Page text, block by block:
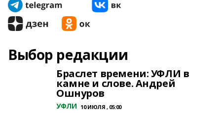
Выбор редакции
Браслет времени: УФЛИ в
камне и слове. Андрей
Ошнуров
УФЛИ 10 ИЮЛЯ , 05:00